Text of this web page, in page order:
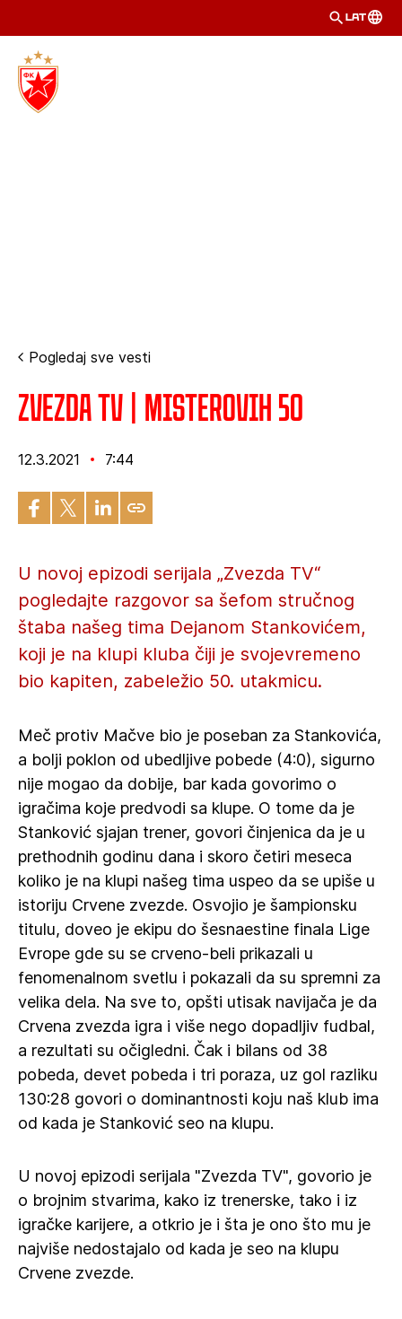
LAT
Pogledaj sve vesti
ZVEZDA TV | Misterovih 50
12.3.2021 7:44
U novoj epizodi serijala „Zvezda TV“
pogledajte razgovor sa šefom stručnog
štaba našeg tima Dejanom Stankovićem,
koji je na klupi kluba čiji je svojevremeno
bio kapiten, zabeležio 50. utakmicu.
Meč protiv Mačve bio je poseban za Stankovića,
a bolji poklon od ubedljive pobede (4:0), sigurno
nije mogao da dobije, bar kada govorimo o
igračima koje predvodi sa klupe. O tome da je
Stanković sjajan trener, govori činjenica da je u
prethodnih godinu dana i skoro četiri meseca
koliko je na klupi našeg tima uspeo da se upiše u
istoriju Crvene zvezde. Osvojio je šampionsku
titulu, doveo je ekipu do šesnaestine finala Lige
Evrope gde su se crveno-beli prikazali u
fenomenalnom svetlu i pokazali da su spremni za
velika dela. Na sve to, opšti utisak navijača je da
Crvena zvezda igra i više nego dopadljiv fudbal,
a rezultati su očigledni. Čak i bilans od 38
pobeda, devet pobeda i tri poraza, uz gol razliku
130:28 govori o dominantnosti koju naš klub ima
od kada je Stanković seo na klupu.
U novoj epizodi serijala "Zvezda TV", govorio je
o brojnim stvarima, kako iz trenerske, tako i iz
igračke karijere, a otkrio je i šta je ono što mu je
najviše nedostajalo od kada je seo na klupu
Crvene zvezde.